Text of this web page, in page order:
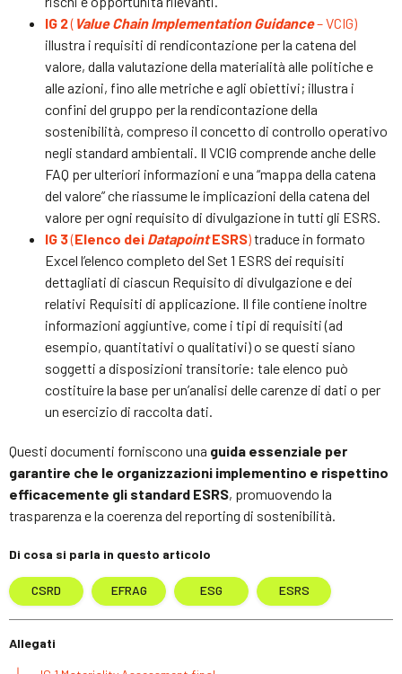
IG 2( Value Chain Implementation Guidance– VCIG)
illustra i requisiti di rendicontazione per la catena del
valore, dalla valutazione della materialità alle politiche e
alle azioni, fino alle metriche e agli obiettivi; illustra i
confini del gruppo per la rendicontazione della
sostenibilità, compreso il concetto di controllo operativo
negli standard ambientali. Il VCIG comprende anche delle
FAQ per ulteriori informazioni e una “mappa della catena
del valore” che riassume le implicazioni della catena del
valore per ogni requisito di divulgazione in tutti gli ESRS.
IG 3(Elenco dei DatapointESRS)traduce in formato
Excel l’elenco completo del Set 1 ESRS dei requisiti
dettagliati di ciascun Requisito di divulgazione e dei
relativi Requisiti di applicazione. Il file contiene inoltre
informazioni aggiuntive, come i tipi di requisiti (ad
esempio, quantitativi o qualitativi) o se questi siano
soggetti a disposizioni transitorie: tale elenco può
costituire la base per un’analisi delle carenze di dati o per
un esercizio di raccolta dati.
Questi documenti forniscono una guida essenziale per
garantire che le organizzazioni implementino e rispettino
efficacemente gli standard ESRS, promuovendo la
trasparenza e la coerenza del reporting di sostenibilità.
Di cosa si parla in questo articolo
CSRD EFRAG ESG ESRS
Allegati